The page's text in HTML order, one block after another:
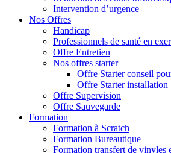
Intervention d’urgence
Nos Offres
Handicap
Professionnels de santé en
Offre Entretien
Nos offres starter
Offre Starter conseil
Offre Starter installation
Offre Supervision
Offre Sauvegarde
Formation
Formation à Scratch
Formation Bureautique
Formation transfert de vinyles